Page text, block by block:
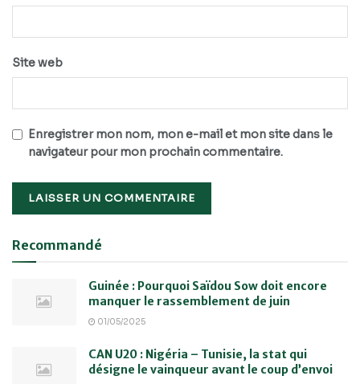
Site web
Enregistrer mon nom, mon e-mail et mon site dans le
navigateur pour mon prochain commentaire.
Recommandé
Guinée : Pourquoi Saïdou Sow doit encore
manquer le rassemblement de juin
01/05/2025
CAN U20 : Nigéria – Tunisie, la stat qui
désigne le vainqueur avant le coup d’envoi